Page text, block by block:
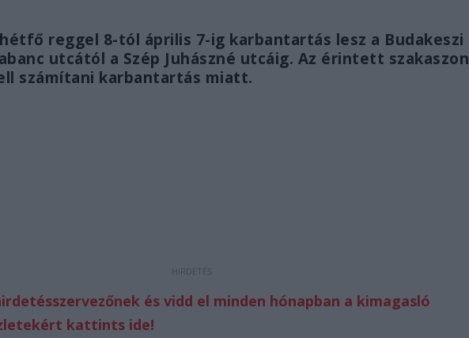
reggel 8-tól április 7-ig karbantartás lesz a Budakeszi
utcától a Szép Juhászné utcáig. Az érintett szakaszon
számítani karbantartás miatt.
és vidd el minden hónapban a kimagasló
kattints ide!